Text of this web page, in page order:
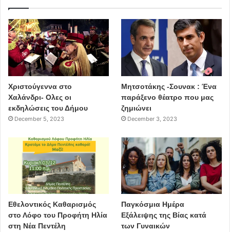
Χριστούγεννα στο
Χαλάνδρι- Ολες οι
εκδηλώσεις του Δήμου
December 5, 2023
Μητσοτάκης -Σουνακ : Ένα
παράξενο θέατρο που μας
ζημιώνει
December 3, 2023
Εθελοντικός Καθαρισμός
στο Λόφο του Προφήτη Ηλία
στη Νέα Πεντέλη
Παγκόσμια Ημέρα
Εξάλειψης της Βίας κατά
των Γυναικών